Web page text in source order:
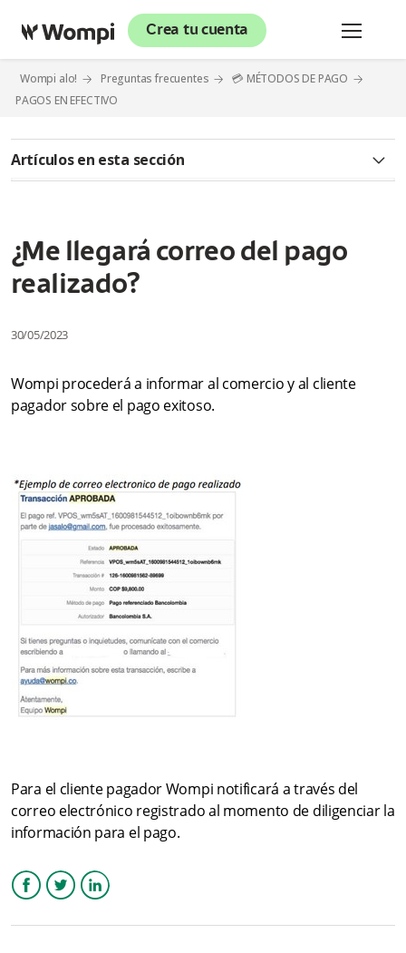
Crea tu cuenta
Wompi alo! Preguntas frecuentes
💳 MÉTODOS DE PAGO
PAGOS EN EFECTIVO
Artículos en esta sección
¿Qué significa pago en efectivo?
¿Qué es un Corresponsal Bancario Bancolombia?
¿Cómo identificar un Corresponsal Bancario Bancolombia?
¿Qué pasa si un cliente va a realizar un pago en efectivo de
Wompi y le indican que no reciben pagos a convenios
manuales?
¿Cuál es el monto mínimo y máximo para los pagos en
efectivo?
¿Existe alguna restricción de fecha u horario para realizar
pagos a través de Corresponsal Bancario Bancolombia?
¿Qué pasa si el monto por transacción máximo habilitado del
comercio es menor al permitido en Corresponsal bancario
Bancolombia?
¿Cómo comercio cuánto me descontarán de una transacción
por un cliente que me compre por medio de “Pago en
efectivo”?
¿Me llegará correo del pago
realizado?
30/05/2023
Wompi procederá a informar al comercio y al cliente
pagador sobre el pago exitoso.
Para el cliente pagador Wompi notificará a través del
correo electrónico registrado al momento de diligenciar la
información para el pago.